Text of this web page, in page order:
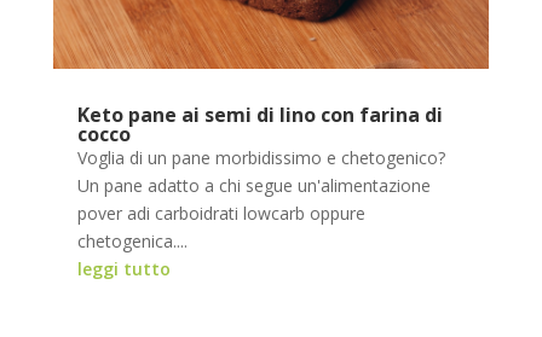
Keto pane ai semi di lino con farina di
cocco
Voglia di un pane morbidissimo e chetogenico?
Un pane adatto a chi segue un'alimentazione
pover adi carboidrati lowcarb oppure
chetogenica....
leggi tutto